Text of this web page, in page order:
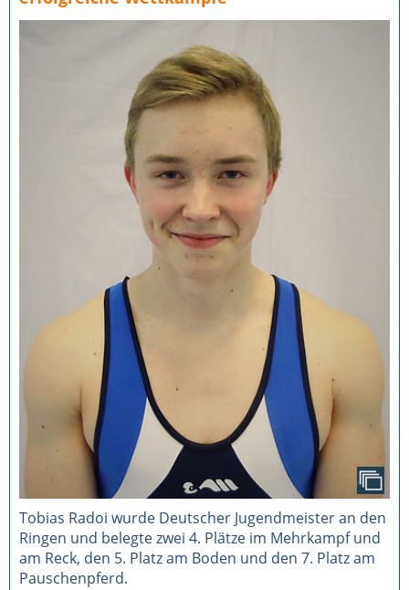
Tobias Radoi wurde Deutscher Jugendmeister an den
Ringen und belegte zwei 4. Plätze im Mehrkampf und
am Reck, den 5. Platz am Boden und den 7. Platz am
Pauschenpferd.